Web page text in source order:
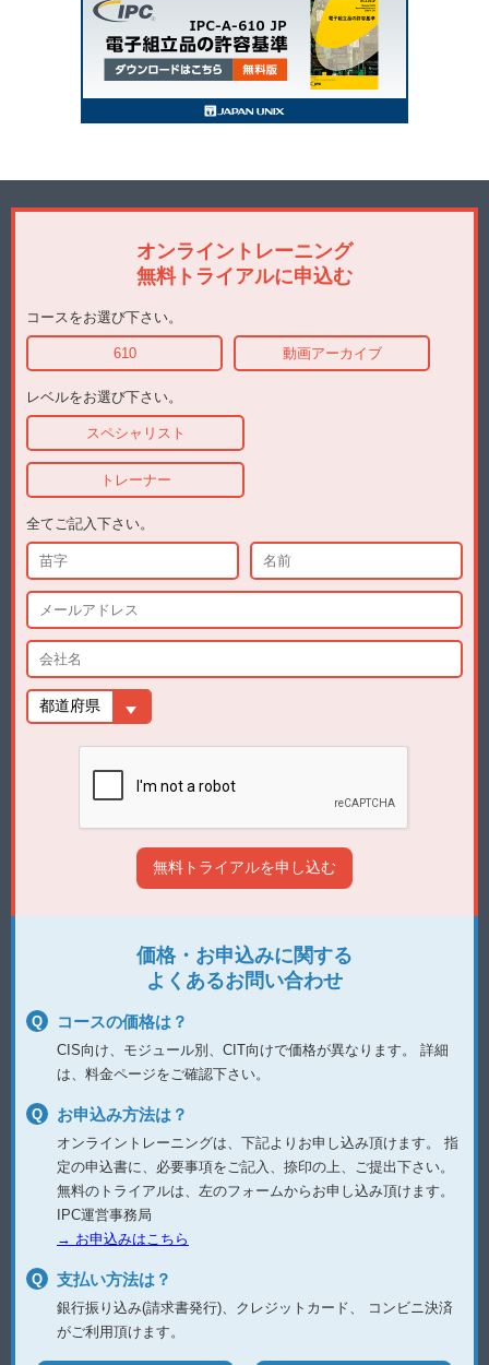
オンライントレーニング
無料トライアルに申込む
コースをお選び下さい。
610 動画アーカイブ
レベルをお選び下さい。
スペシャリスト
トレーナー
全てご記入下さい。
価格・お申込みに関する
よくあるお問い合わせ
コースの価格は？
CIS向け、モジュール別、CIT向けで価格が異なります。
詳細
は、料金ページをご確認下さい。
お申込み方法は？
オンライントレーニングは、下記よりお申し込み頂けます。
指
定の申込書に、必要事項をご記入、捺印の上、ご提出下さい。
無料のトライアルは、左のフォームからお申し込み頂けます。
IPC運営事務局
→ お申込みはこちら
支払い方法は？
銀行振り込み(請求書発行)、クレジットカード、
コンビニ決済
がご利用頂けます。